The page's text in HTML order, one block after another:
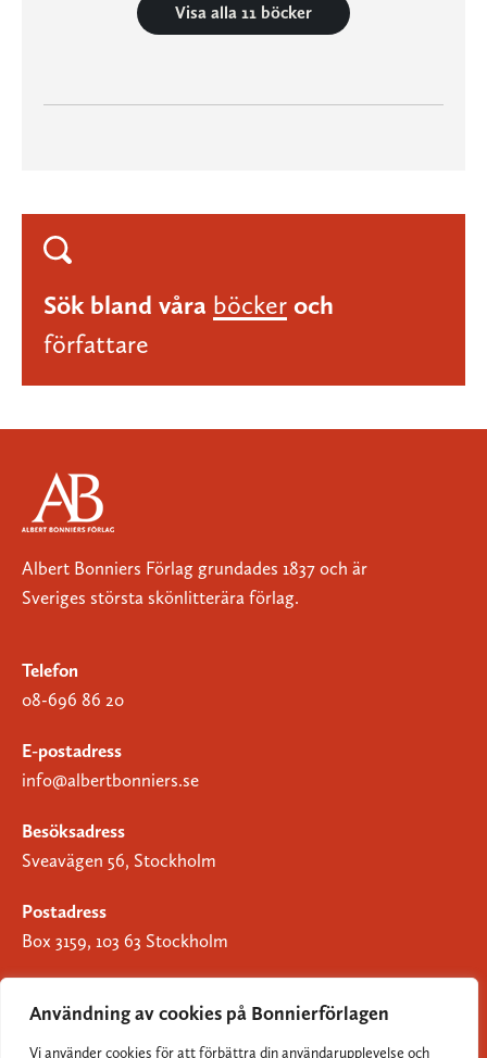
Användning av cookies på Bonnierförlagen
Vi använder cookies för att förbättra din användarupplevelse och
Visa alla 11 böcker
Sök bland våra böcker och
författare
Albert Bonniers Förlag grundades 1837 och är
Sveriges största skönlitterära förlag.
Telefon
08-696 86 20
E-postadress
info@albertbonniers.se
Besöksadress
Sveavägen 56, Stockholm
Postadress
Box 3159, 103 63 Stockholm